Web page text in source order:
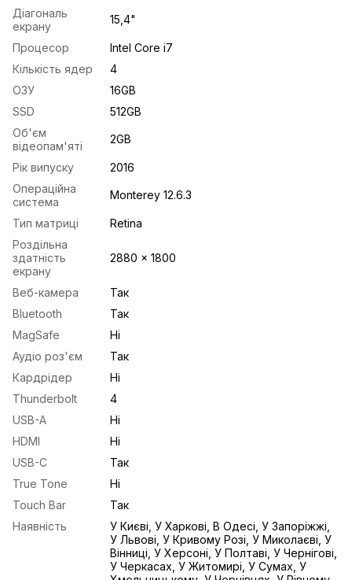
Діагональ
екрану
15,4"
Процесор
Intel Core i7
Кількість ядер
4
ОЗУ
16GB
SSD
512GB
Об'єм
відеопам'яті
2GB
Рік випуску
2016
Операційна
система
Monterey 12.6.3
Тип матриці
Retina
Роздільна
здатність
екрану
2880 x 1800
Веб-камера
Так
Bluetooth
Так
MagSafe
Ні
Аудіо роз'єм
Так
Кардрідер
Ні
Thunderbolt
4
USB-A
Ні
HDMI
Ні
USB-С
Так
True Tone
Ні
Touch Bar
Так
Наявність
У Києві, У Харкові, В Одесі, У Запоріжжі,
У Львові, У Кривому Розі, У Миколаєві, У
Вінниці, У Херсоні, У Полтаві, У Чернігові,
У Черкасах, У Житомирі, У Сумах, У